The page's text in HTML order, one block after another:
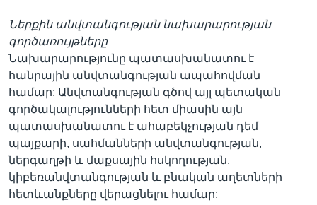
Ներքին անվտանգության նախարարության
գործառույթները
Նախարարությունը պատասխանատու է
հանրային անվտանգության ապահովման
համար: Անվտանգության գծով այլ պետական
գործակալությունների հետ միասին այն
պատասխանատու է ահաբեկչության դեմ
պայքարի, սահմանների անվտանգության,
ներգաղթի և մաքսային հսկողության,
կիբեռանվտանգության և բնական աղետների
հետևանքները վերացնելու համար: